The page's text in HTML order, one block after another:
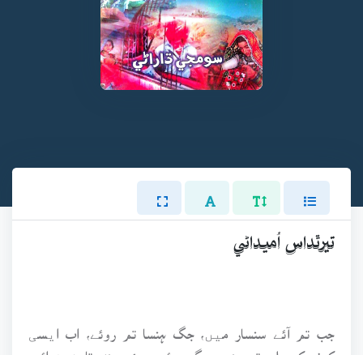
تيرٿداس اُميداڻي
جب تم آئے سنسار میں، جگ ہنسا تم روئے، اب ایسی
کرنی کر چلو، تم ہنسو جگ روئے۔ جيئن چنڊ، تارن، هوائن،